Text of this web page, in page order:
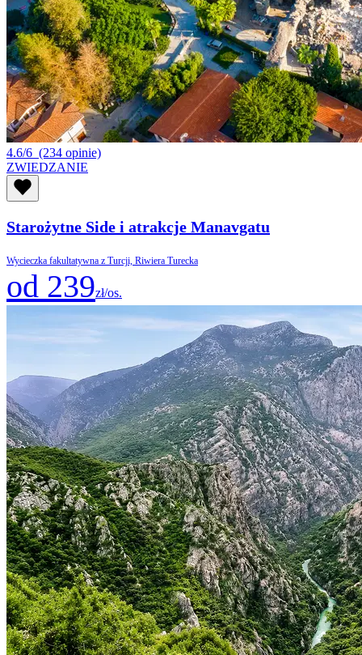
4.6/6 (234 opinie)
ZWIEDZANIE
Starożytne Side i atrakcje Manavgatu
Wycieczka fakultatywna z Turcji, Riwiera Turecka
od 239zł/os.